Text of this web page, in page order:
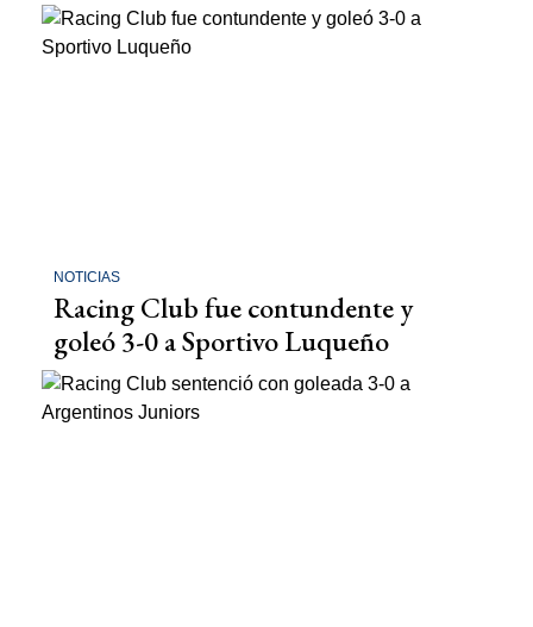
NOTICIAS
Racing Club fue contundente y
goleó 3-0 a Sportivo Luqueño